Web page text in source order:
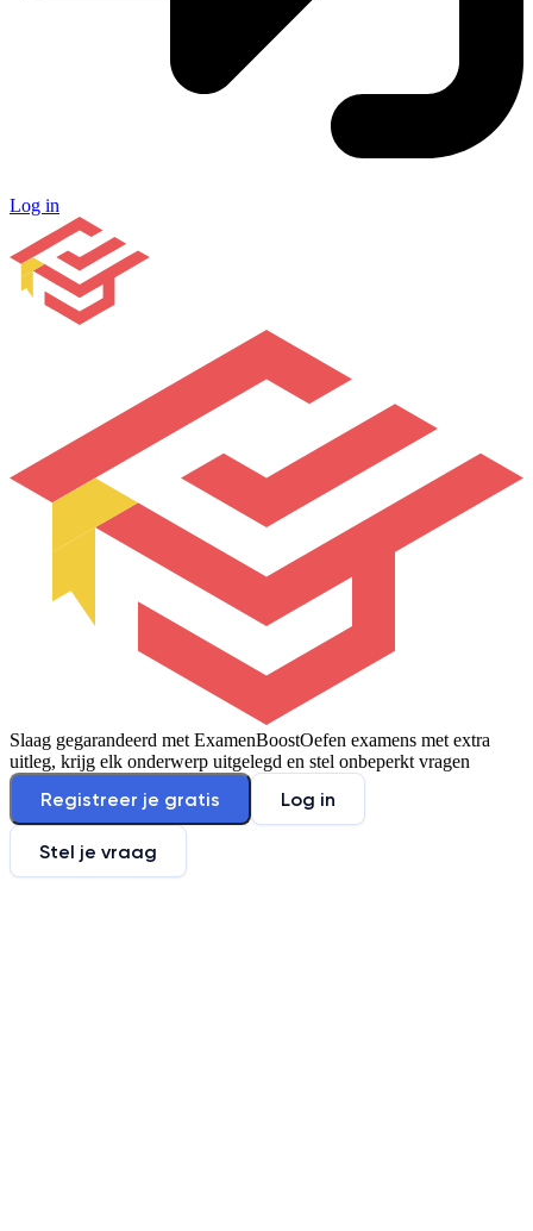
Log in
Slaag gegarandeerd met ExamenBoostOefen examens met extra
uitleg, krijg elk onderwerp uitgelegd en stel onbeperkt vragen
Registreer je gratis Log in
Stel je vraag